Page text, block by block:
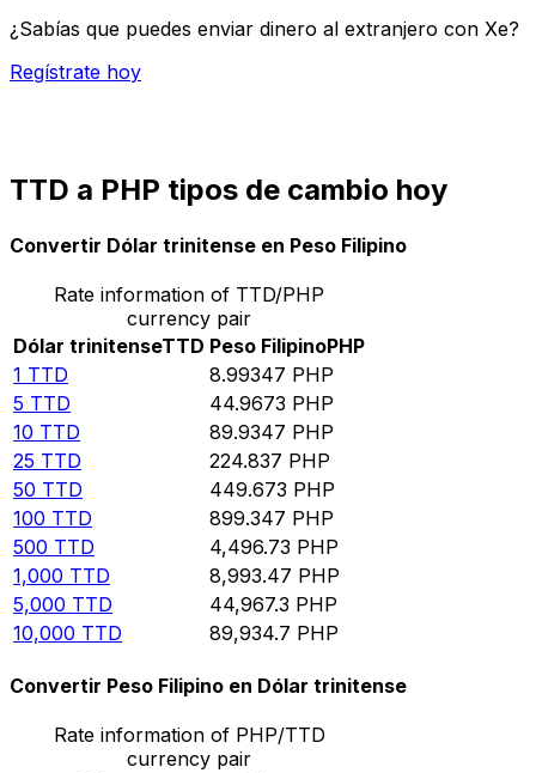
¿Sabías que puedes enviar dinero al extranjero con Xe?
Regístrate hoy
TTD a PHP tipos de cambio hoy
Convertir Dólar trinitense en Peso Filipino
Rate information of TTD/PHP
currency pair
Dólar trinitenseTTD Peso FilipinoPHP
1 TTD 8.99347 PHP
5 TTD 44.9673 PHP
10 TTD 89.9347 PHP
25 TTD 224.837 PHP
50 TTD 449.673 PHP
100 TTD 899.347 PHP
500 TTD 4,496.73 PHP
1,000 TTD 8,993.47 PHP
5,000 TTD 44,967.3 PHP
10,000 TTD 89,934.7 PHP
Convertir Peso Filipino en Dólar trinitense
Rate information of PHP/TTD
currency pair